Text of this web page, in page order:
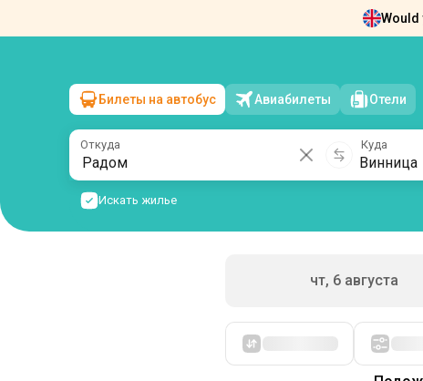
Would
Радом→Винница
пт, 7 августа/1 пассажир
Билеты на автобус Авиабилеты Отели
Откуда Куда
Искать жилье
чт, 6 августа
Сначала дешевые